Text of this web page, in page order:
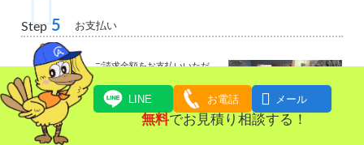
Step 5 お支払い
ご請求金額をお支払いいただ
LINE お電話  メール
無料でお見積り相談する！